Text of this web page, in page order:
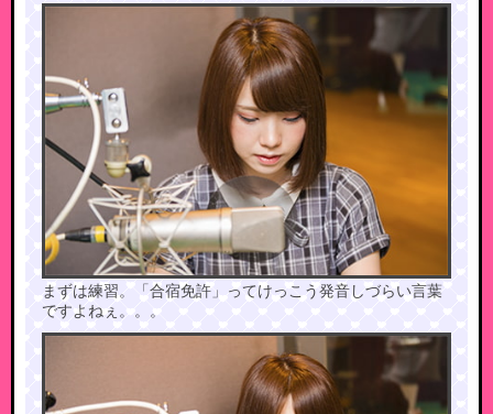
まずは練習。「合宿免許」ってけっこう発音しづらい言葉
ですよねぇ。。。​